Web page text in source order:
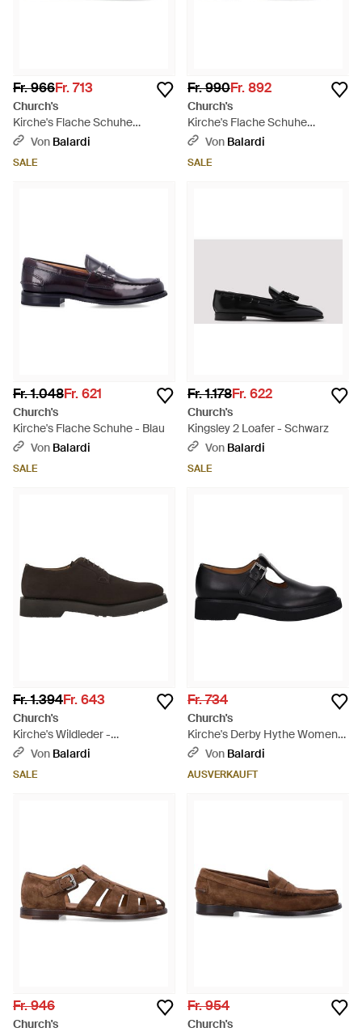
Fr. 966Fr. 713
Church's
Kirche's Flache Schuhe
Schwarz - Blau
Von Balardi
SALE
Fr. 990Fr. 892
Church's
Kirche's Flache Schuhe
schwarz
Von Balardi
SALE
Fr. 1.048Fr. 621
Church's
Kirche's Flache Schuhe - Blau
Von Balardi
SALE
Fr. 1.178Fr. 622
Church's
Kingsley 2 Loafer - Schwarz
Von Balardi
SALE
Fr. 1.394Fr. 643
Church's
Kirche's Wildleder -
Kalbskinderby - Braun
Von Balardi
SALE
Fr. 734
Church's
Kirche's Derby Hythe Womens
Haut schwarz
Von Balardi
AUSVERKAUFT
Fr. 946
Church's
Fr. 954
Church's